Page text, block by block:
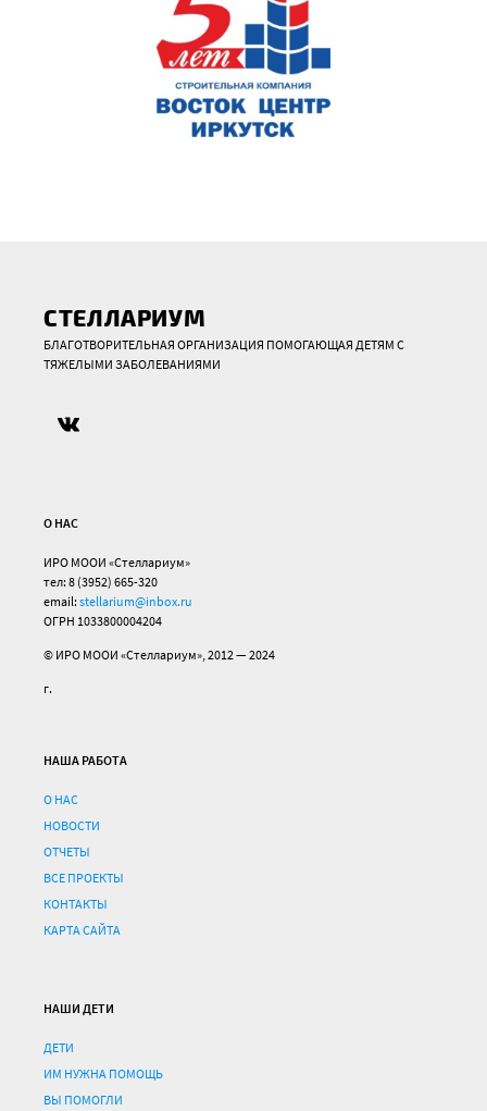
СТЕЛЛАРИУМ
БЛАГОТВОРИТЕЛЬНАЯ ОРГАНИЗАЦИЯ ПОМОГАЮЩАЯ ДЕТЯМ С
ТЯЖЕЛЫМИ ЗАБОЛЕВАНИЯМИ
О НАС
ИРО МООИ «Стеллариум»
тел: 8 (3952) 665-320
email: stellarium@inbox.ru
ОГРН 1033800004204
© ИРО МООИ «Стеллариум», 2012 — 2024
г.
НАША РАБОТА
О НАС
НОВОСТИ
ОТЧЕТЫ
ВСЕ ПРОЕКТЫ
КОНТАКТЫ
КАРТА САЙТА
НАШИ ДЕТИ
ДЕТИ
ИМ НУЖНА ПОМОЩЬ
ВЫ ПОМОГЛИ